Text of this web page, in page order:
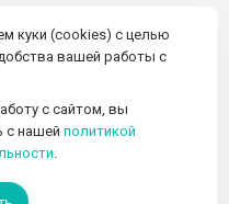
куки (cookies) с целью
вашей работы с
с сайтом, вы
с нашей политикой